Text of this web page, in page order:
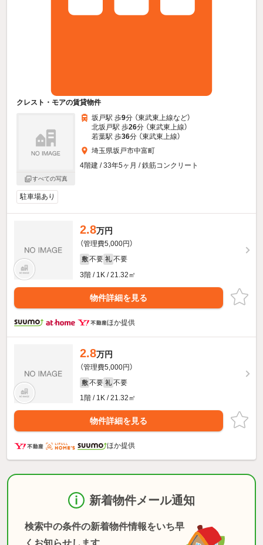
クレスト・モアの賃貸物件
すべての写真
坂戸駅 歩9分 （東武東上線など）
北坂戸駅 歩26分 （東武東上線）
若葉駅 歩36分 （東武東上線）
埼玉県坂戸市中富町
4階建 / 33年5ヶ月 / 鉄筋コンクリート
駐車場あり
2.8万円
（管理費5,000円）
敷 不要 礼 不要
3階 / 1K / 21.32㎡
物件詳細を見る
ほか提供
2.8万円
（管理費5,000円）
敷 不要 礼 不要
1階 / 1K / 21.32㎡
物件詳細を見る
ほか提供
新着物件メール通知
検索中の条件の新着物件情報をいち早